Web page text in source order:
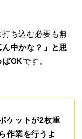
ち込む必要も無
中かな？」と思
ばOKです。
ケットが2枚重
作業を行うよ